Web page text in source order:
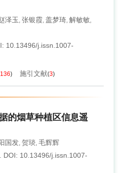
泽玉 , 张银霞, 盖梦琦, 解敏敏,
10.13496/j.issn.1007-
136) 施引文献(3)
的烟草种植区信息遥
国发, 贺琰, 毛辉辉
DOI: 10.13496/j.issn.1007-